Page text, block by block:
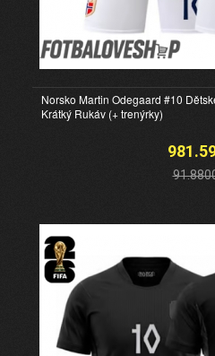
Norsko Martin Odegaard #10
Krátký Rukáv (+ trenýrky)